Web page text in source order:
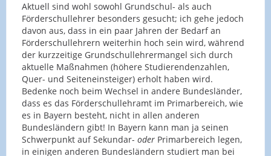
Aktuell sind wohl sowohl Grundschul- als auch
Förderschullehrer besonders gesucht; ich gehe jedoch
davon aus, dass in ein paar Jahren der Bedarf an
Förderschullehrern weiterhin hoch sein wird, während
der kurzzeitige Grundschullehrermangel sich durch
aktuelle Maßnahmen (höhere Studierendenzahlen,
Quer- und Seiteneinsteiger) erholt haben wird.
Bedenke noch beim Wechsel in andere Bundesländer,
dass es das Förderschullehramt im Primarbereich, wie
es in Bayern besteht, nicht in allen anderen
Bundesländern gibt! In Bayern kann man ja seinen
Schwerpunkt auf Sekundar- oder Primarbereich legen,
in einigen anderen Bundesländern studiert man bei